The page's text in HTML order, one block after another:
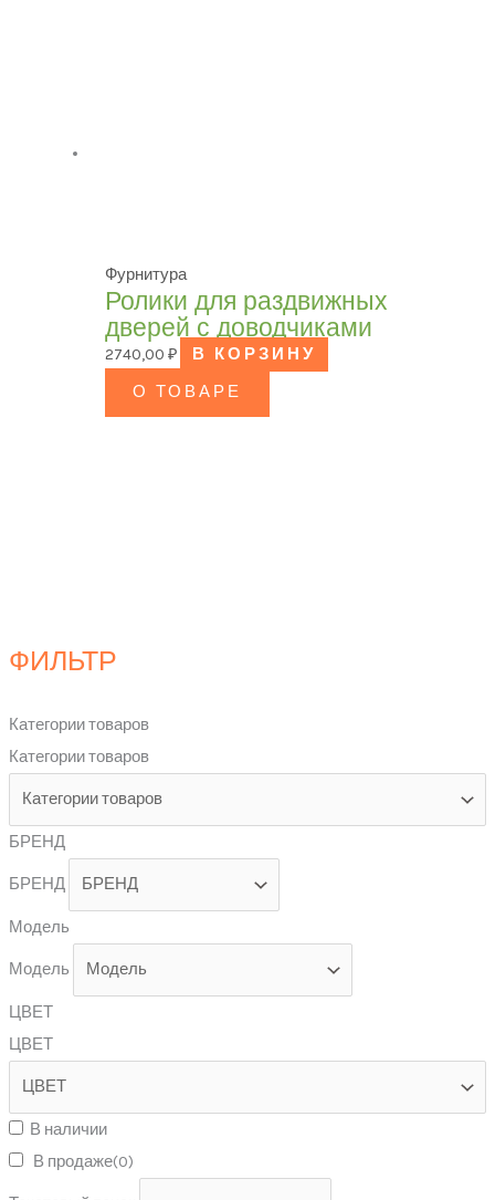
ФИЛЬТР
Категории товаров
Категории товаров
БРЕНД
БРЕНД
Модель
Модель
ЦВЕТ
ЦВЕТ
В наличии
В продаже(0)
Фурнитура
Ролики для раздвижных
дверей с доводчиками
2740,00₽
В КОРЗИНУ
О ТОВАРЕ